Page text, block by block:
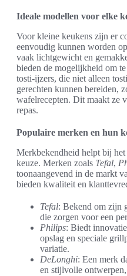
Ideale modellen voor elke
Voor kleine keukens zijn er
eenvoudig kunnen worden
vaak lichtgewicht en
bieden de mogelijkheid om
tosti-ijzers, die niet alleen
gerechten kunnen bereiden,
wafelrecepten. Dit maakt ze
repas.
Populaire merken en hun
Merkbekendheid helpt bij
keuze. Merken zoals Tefal,
toonaangevend in de markt
bieden kwaliteit en
Tefal: Bekend om zijn
die zorgen voor een
Philips: Biedt
opslag en speciale
variatie.
DeLonghi: Een merk
en stijlvolle